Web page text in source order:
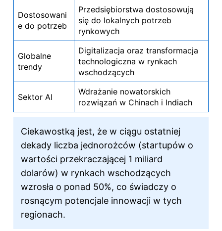
Dostosowani
e do potrzeb
Przedsiębiorstwa dostosowują
się do lokalnych potrzeb
rynkowych
Globalne
trendy
Digitalizacja oraz transformacja
technologiczna w rynkach
wschodzących
Sektor AI
Wdrażanie nowatorskich
rozwiązań w Chinach i Indiach
Ciekawostką jest, że w ciągu ostatniej
dekady liczba jednorożców (startupów o
wartości przekraczającej 1 miliard
dolarów) w rynkach wschodzących
wzrosła o ponad 50%, co świadczy o
rosnącym potencjale innowacji w tych
regionach.